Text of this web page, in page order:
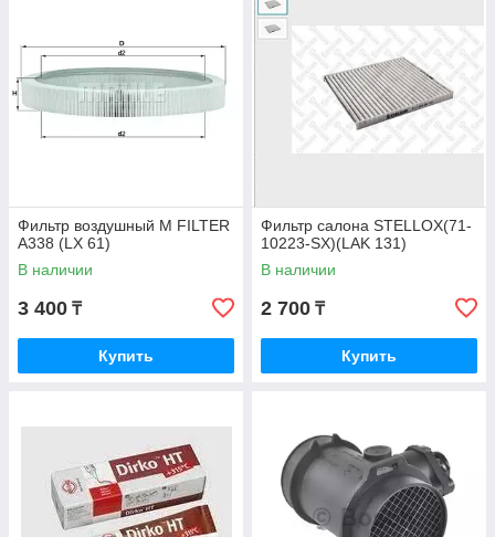
Фильтр воздушный M FILTER
A338 (LX 61)
В наличии
3 400 ₸
Купить
Фильтр салона STELLOX(71-
10223-SX)(LAK 131)
В наличии
2 700 ₸
Купить